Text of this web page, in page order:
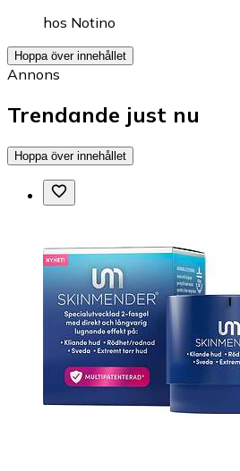
hos Notino
Hoppa över innehållet
Annons
Trendande just nu
Hoppa över innehållet